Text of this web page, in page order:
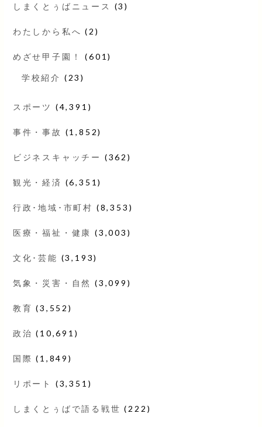
しまくとぅばニュース (3)
わたしから私へ (2)
めざせ甲子園！ (601)
学校紹介 (23)
スポーツ (4,391)
事件・事故 (1,852)
ビジネスキャッチー (362)
観光・経済 (6,351)
行政･地域･市町村 (8,353)
医療・福祉・健康 (3,003)
文化･芸能 (3,193)
気象・災害・自然 (3,099)
教育 (3,552)
政治 (10,691)
国際 (1,849)
リポート (3,351)
しまくとぅばで語る戦世 (222)